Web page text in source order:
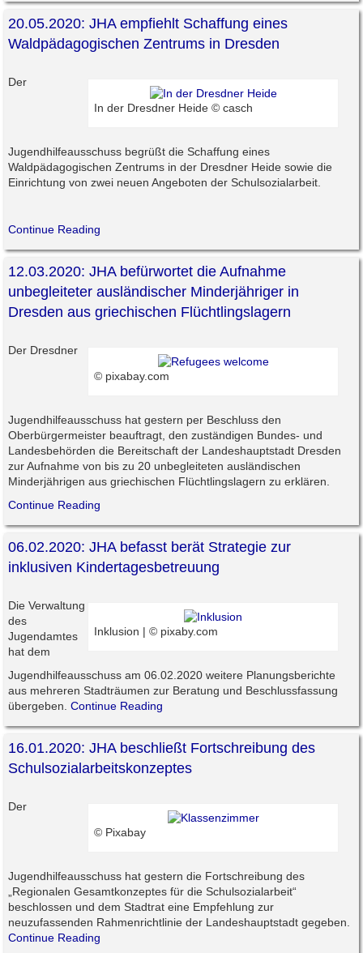
20.05.2020: JHA empfiehlt Schaffung eines
Waldpädagogischen Zentrums in Dresden
In der Dresdner Heide © casch
Der
Jugendhilfeausschuss begrüßt die Schaffung eines
Waldpädagogischen Zentrums in der Dresdner Heide sowie die
Einrichtung von zwei neuen Angeboten der Schulsozialarbeit.
Continue Reading
12.03.2020: JHA befürwortet die Aufnahme
unbegleiteter ausländischer Minderjähriger in
Dresden aus griechischen Flüchtlingslagern
© pixabay.com
Der Dresdner
Jugendhilfeausschuss hat gestern per Beschluss den
Oberbürgermeister beauftragt, den zuständigen Bundes- und
Landesbehörden die Bereitschaft der Landeshauptstadt Dresden
zur Aufnahme von bis zu 20 unbegleiteten ausländischen
Minderjährigen aus griechischen Flüchtlingslagern zu erklären.
Continue Reading
06.02.2020: JHA befasst berät Strategie zur
inklusiven Kindertagesbetreuung
Inklusion | © pixaby.com
Die Verwaltung
des
Jugendamtes
hat dem
Jugendhilfeausschuss am 06.02.2020 weitere Planungsberichte
aus mehreren Stadträumen zur Beratung und Beschlussfassung
übergeben. Continue Reading
16.01.2020: JHA beschließt Fortschreibung des
Schulsozialarbeitskonzeptes
© Pixabay
Der
Jugendhilfeausschuss hat gestern die Fortschreibung des
„Regionalen Gesamtkonzeptes für die Schulsozialarbeit“
beschlossen und dem Stadtrat eine Empfehlung zur
neuzufassenden Rahmenrichtlinie der Landeshauptstadt gegeben.
Continue Reading